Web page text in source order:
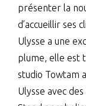
présenter la
d’accueillir ses
Ulysse a une
plume, elle est
studio Towtam
Ulysse avec